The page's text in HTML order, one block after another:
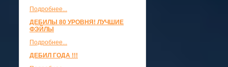
Подробнее...
ДЕБИЛЫ 80 УРОВНЯ! ЛУЧШИЕ
ФЭЙЛЫ
Подробнее...
ДЕБИЛ ГОДА !!!